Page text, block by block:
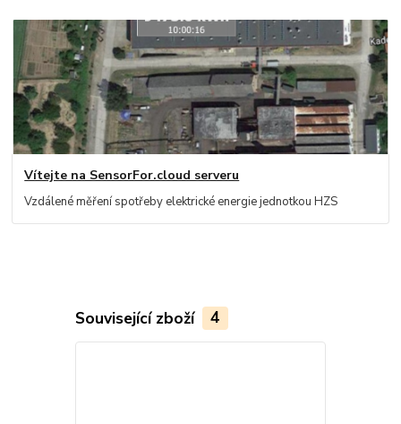
Vítejte na SensorFor.cloud serveru
Vzdálené měření spotřeby elektrické energie jednotkou HZS
Související zboží 4